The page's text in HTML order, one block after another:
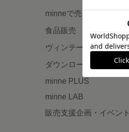
minneで売りたい
食品販売
ヴィンテージ販売
ダウンロード販売
minne PLUS
minne LAB
販売支援企画・イベント